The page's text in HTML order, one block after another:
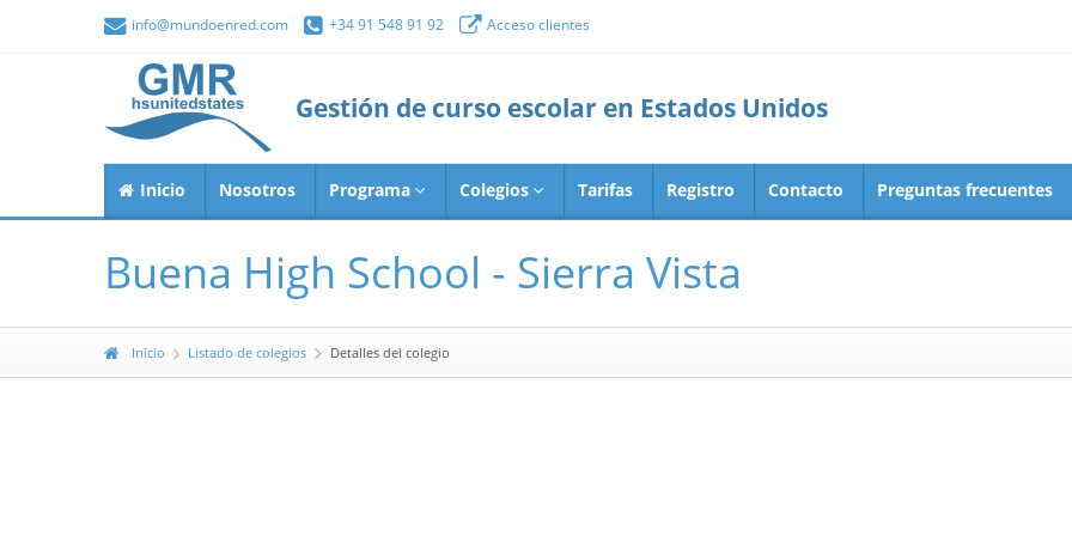
info@mundoenred.com +34 91 548 91 92 Acceso clientes
Gestión de curso escolar en Estados Unidos
Inicio Nosotros Programa Colegios Tarifas Registro Contacto Preguntas frecuentes
Buena High School - Sierra Vista
Inicio Listado de colegios Detalles del colegio